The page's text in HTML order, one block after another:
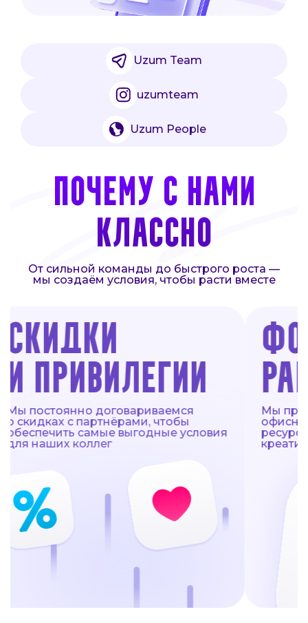
Uzum Team
uzumteam
Uzum People
ПОЧЕМУ С НАМИ
КЛАССНО
От сильной команды до быстрого роста —
мы создаём условия, чтобы расти вместе
ПРИВИЛЕГИИ
постоянно договариваемся
скидках с партнёрами, чтобы
самые выгодные условия
наших коллег
Мы
офисный